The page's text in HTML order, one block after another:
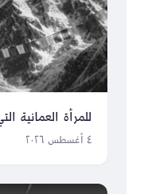
للمرأة العمانية
٤ أغسطس ٢٠٢٦